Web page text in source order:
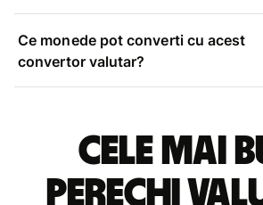
Ce monede pot converti cu acest
convertor valutar?
Cele mai
perechi